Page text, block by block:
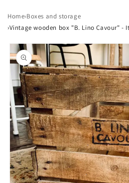
Home›Boxes and storage
›Vintage wooden box "B. Lino Cavour" -
Skip to
product
information